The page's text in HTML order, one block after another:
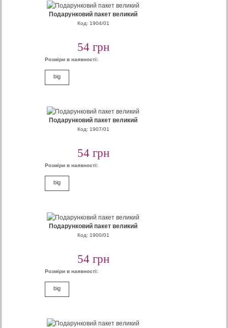
Подарунковий пакет великий
Код: 1904/01
54 грн
Розміри в наявності:
big
Подарунковий пакет великий
Код: 1907/01
54 грн
Розміри в наявності:
big
Подарунковий пакет великий
Код: 1900/01
54 грн
Розміри в наявності:
big